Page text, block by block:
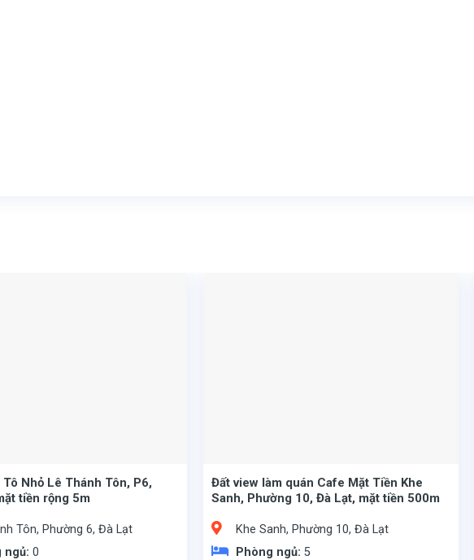
Tô Nhỏ Lê Thánh Tôn, P6,
tiền rộng 5m
Tôn, Phường 6, Đà Lạt
ngủ:0
Đất view làm quán Cafe Mặt Tiền Khe
Sanh, Phường 10, Đà Lạt, mặt tiền 500m
Khe Sanh, Phường 10, Đà Lạt
Phòng ngủ: 5